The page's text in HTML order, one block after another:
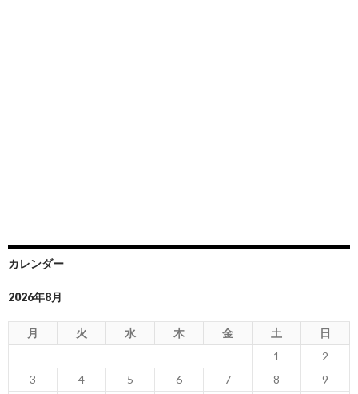
カレンダー
2026年8月
月 火 水 木 金 土
日
1
2
3
4 5 6 7 8
9